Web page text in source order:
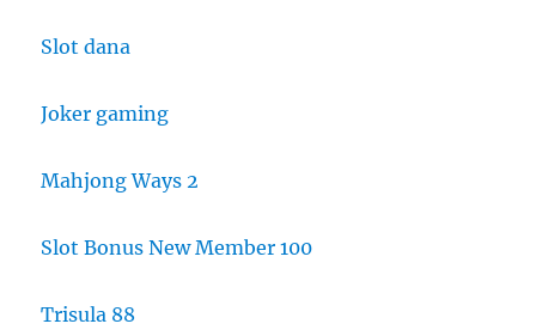
Slot dana
Joker gaming
Mahjong Ways 2
Slot Bonus New Member 100
Trisula 88